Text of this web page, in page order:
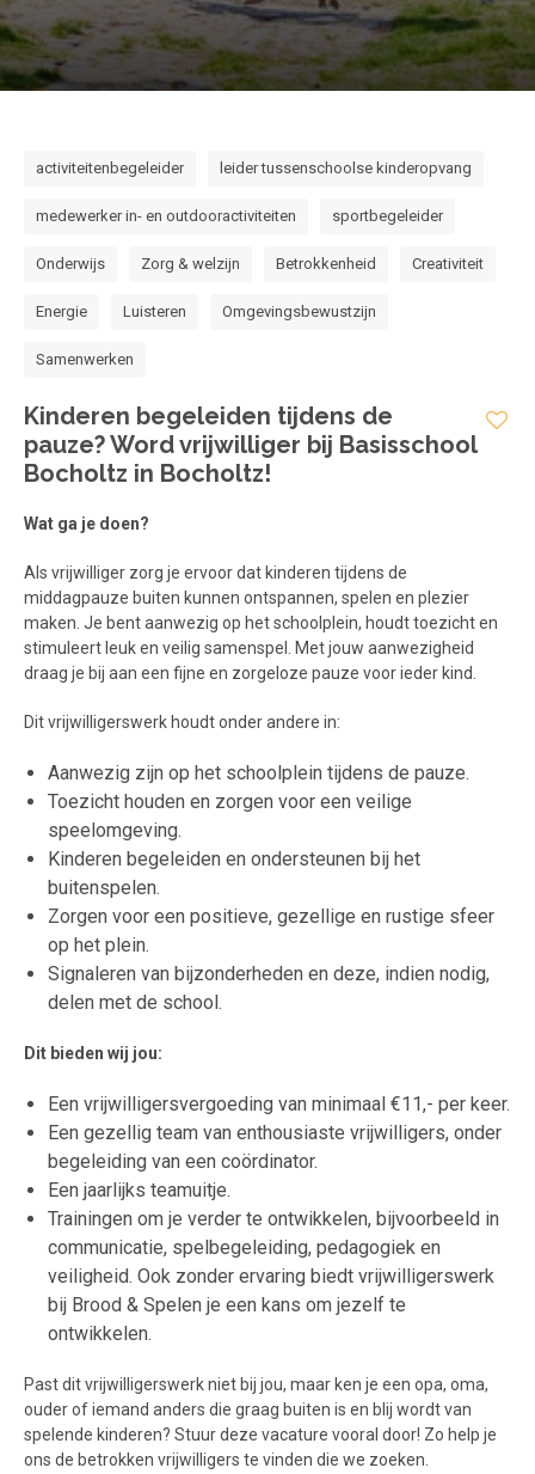
Voorwaarden en Privacy
Veelgestelde vragen
activiteitenbegeleider leider tussenschoolse kinderopvang
medewerker in- en outdooractiviteiten sportbegeleider
Onderwijs Zorg & welzijn Betrokkenheid Creativiteit
Energie Luisteren Omgevingsbewustzijn
Samenwerken
Kinderen begeleiden tijdens de
pauze? Word vrijwilliger bij Basisschool
Bocholtz in Bocholtz!
Wat ga je doen?
Als vrijwilliger zorg je ervoor dat kinderen tijdens de
middagpauze buiten kunnen ontspannen, spelen en plezier
maken. Je bent aanwezig op het schoolplein, houdt toezicht en
stimuleert leuk en veilig samenspel. Met jouw aanwezigheid
draag je bij aan een fijne en zorgeloze pauze voor ieder kind.
Dit vrijwilligerswerk houdt onder andere in:
Aanwezig zijn op het schoolplein tijdens de pauze.
Toezicht houden en zorgen voor een veilige
speelomgeving.
Kinderen begeleiden en ondersteunen bij het
buitenspelen.
Zorgen voor een positieve, gezellige en rustige sfeer
op het plein.
Signaleren van bijzonderheden en deze, indien nodig,
delen met de school.
Dit bieden wij jou:
Een vrijwilligersvergoeding van minimaal €11,- per keer.
Een gezellig team van enthousiaste vrijwilligers, onder
begeleiding van een coördinator.
Een jaarlijks teamuitje.
Trainingen om je verder te ontwikkelen, bijvoorbeeld in
communicatie, spelbegeleiding, pedagogiek en
veiligheid. Ook zonder ervaring biedt vrijwilligerswerk
bij Brood & Spelen je een kans om jezelf te
ontwikkelen.
Past dit vrijwilligerswerk niet bij jou, maar ken je een opa, oma,
ouder of iemand anders die graag buiten is en blij wordt van
spelende kinderen? Stuur deze vacature vooral door! Zo help je
ons de betrokken vrijwilligers te vinden die we zoeken.